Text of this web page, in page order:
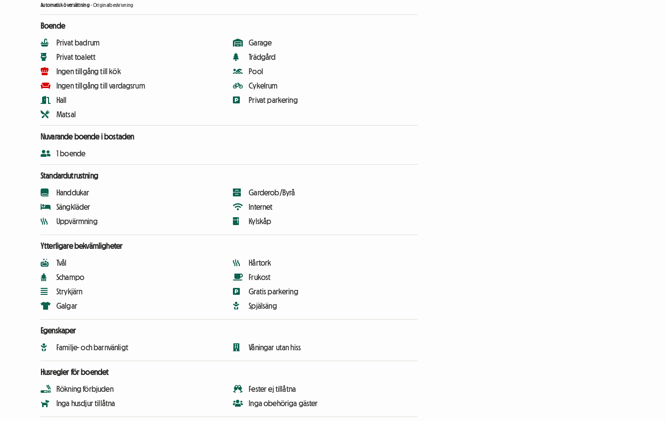
Automatisk översättning-Originalbeskrivning
Boende
Privat badrum
Privat toalett
Ingen tillgång till kök
Ingen tillgång till vardagsrum
Hall
Matsal
Garage
Trädgård
Pool
Cykelrum
Privat parkering
Nuvarande boende i bostaden
1 boende
Standardutrustning
Handdukar
Sängkläder
Uppvärmning
Garderob/Byrå
Internet
Kylskåp
Ytterligare bekvämligheter
Tvål
Schampo
Strykjärn
Galgar
Hårtork
Frukost
Gratis parkering
Spjälsäng
Egenskaper
Familje- och barnvänligt Våningar utan hiss
Husregler för boendet
Rökning förbjuden
Inga husdjur tillåtna
Fester ej tillåtna
Inga obehöriga gäster